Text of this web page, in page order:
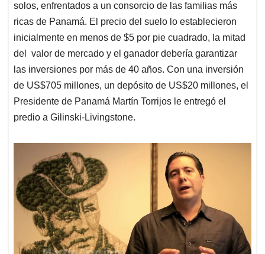
solos, enfrentados a un consorcio de las familias más
ricas de Panamá. El precio del suelo lo establecieron
inicialmente en menos de $5 por pie cuadrado, la mitad
del valor de mercado y el ganador debería garantizar
las inversiones por más de 40 años. Con una inversión
de US$705 millones, un depósito de US$20 millones, el
Presidente de Panamá Martín Torrijos le entregó el
predio a Gilinski-Livingstone.